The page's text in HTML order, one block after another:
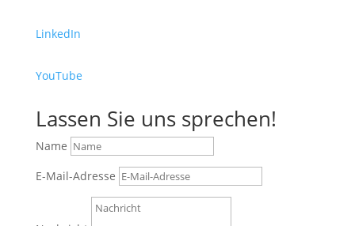
LinkedIn
YouTube
Lassen Sie uns sprechen!
Name
E-Mail-Adresse